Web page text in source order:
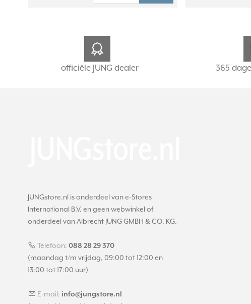
officiële JUNG dealer 365
JUNGstore.nl is onderdeel van e-Stores
International B.V. en geen webwinkel of
onderdeel van Albrecht JUNG GMBH & CO. KG.
Telefoon: 088 28 29 370
(maandag t/m vrijdag, 09:00 tot 12:00 en
13:00 tot 17:00 uur)
E-mail: info@jungstore.nl